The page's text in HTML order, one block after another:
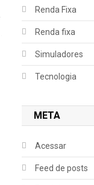
Renda Fixa
Renda fixa
Simuladores
Tecnologia
META
Acessar
Feed de posts